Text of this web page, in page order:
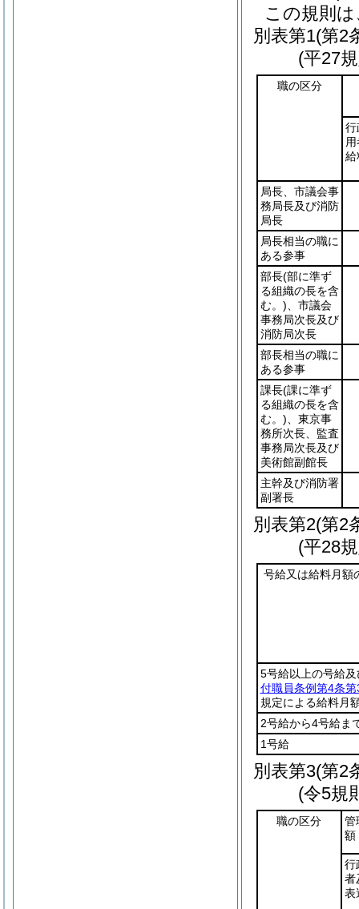
この規則
別表第1(第2
(平27
職の区分
行
給
局長、市議会事
務局長及び消防
局長
局長相当の職に
ある参事
部長(部に準ず
る組織の長を含
む。) 、市議会
事務局次長及び
消防局次長
部長相当の職に
ある参事
課長(課に準ず
る組織の長を含
む。) 、東京事
務所次長、監査
事務局次長及び
美術館副館長
主幹及び消防署
副署長
別表第2(第2
(平28
号給又は給料月額
5号給以上の号給及
付職員条例第4条第
規定による給料月
2号給から4号給ま
1号給
別表第3(第2
(令5規
職の区分
管
額
行
者
表